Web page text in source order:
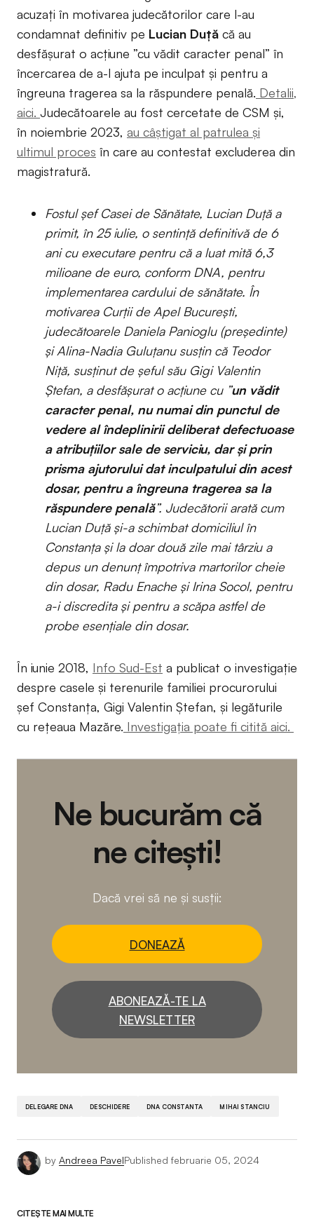
acuzați în motivarea judecătorilor care l-au
condamnat definitiv pe Lucian Duță că au
desfășurat o acțiune ”cu vădit caracter penal” în
încercarea de a-l ajuta pe inculpat și pentru a
îngreuna tragerea sa la răspundere penală. Detalii,
aici. Judecătoarele au fost cercetate de CSM și,
în noiembrie 2023, au câştigat al patrulea şi
ultimul proces în care au contestat excluderea din
magistratură.
Fostul șef Casei de Sănătate, Lucian Duță a
primit, în 25 iulie, o sentință definitivă de 6
ani cu executare pentru că a luat mită 6,3
milioane de euro, conform DNA, pentru
implementarea cardului de sănătate. În
motivarea Curții de Apel București,
judecătoarele Daniela Panioglu (președinte)
și Alina-Nadia Guluţanu susțin că Teodor
Niță, susținut de șeful său Gigi Valentin
Ștefan, a desfășurat o acțiune cu ”un vădit
caracter penal, nu numai din punctul de
vedere al îndeplinirii deliberat defectuoase
a atribuţiilor sale de serviciu, dar şi prin
prisma ajutorului dat inculpatului din acest
dosar, pentru a îngreuna tragerea sa la
răspundere penală”. Judecătorii arată cum
Lucian Duță și-a schimbat domiciliul în
Constanța și la doar două zile mai târziu a
depus un denunț împotriva martorilor cheie
din dosar, Radu Enache și Irina Socol, pentru
a-i discredita și pentru a scăpa astfel de
probe esențiale din dosar.
În iunie 2018, Info Sud-Est a publicat o investigație
despre casele și terenurile familiei procurorului
șef Constanța, Gigi Valentin Ștefan, și legăturile
cu rețeaua Mazăre. Investigația poate fi citită aici.
Ne bucurăm că
ne citești!
Dacă vrei să ne și susții:
DONEAZĂ
ABONEAZĂ-TE LA
NEWSLETTER
DELEGARE DNA DESCHIDERE DNA CONSTANTA MIHAI STANCIU
by Andreea PavelPublished februarie 05, 2024
CITEȘTE MAI MULTE